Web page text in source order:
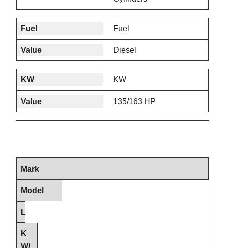
Fuel
Diesel
KW
135/163 HP
Mark
Model
L
K
W/